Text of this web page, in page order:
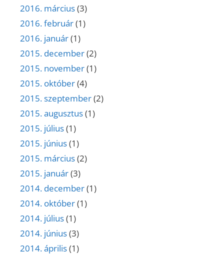
2016. március(3)
2016. február(1)
2016. január(1)
2015. december(2)
2015. november(1)
2015. október(4)
2015. szeptember(2)
2015. augusztus(1)
2015. július(1)
2015. június(1)
2015. március(2)
2015. január(3)
2014. december(1)
2014. október(1)
2014. július(1)
2014. június(3)
2014. április(1)